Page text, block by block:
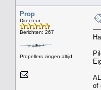
Prop
Directeur
Berichten: 267
Propellers zingen altijd
of